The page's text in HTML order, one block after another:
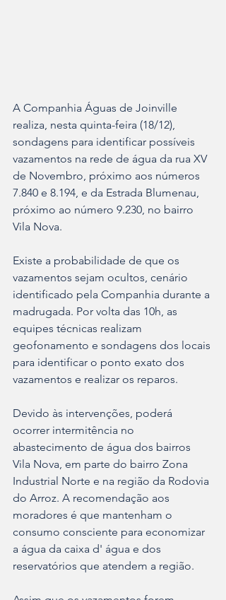
A Companhia Águas de Joinville
realiza, nesta quinta-feira (18/12),
sondagens para identificar possíveis
vazamentos na rede de água da rua XV
de Novembro, próximo aos números
7.840 e 8.194, e da Estrada Blumenau,
próximo ao número 9.230, no bairro
Vila Nova.
Existe a probabilidade de que os
vazamentos sejam ocultos, cenário
identificado pela Companhia durante a
madrugada. Por volta das 10h, as
equipes técnicas realizam
geofonamento e sondagens dos locais
para identificar o ponto exato dos
vazamentos e realizar os reparos.
Devido às intervenções, poderá
ocorrer intermitência no
abastecimento de água dos bairros
Vila Nova, em parte do bairro Zona
Industrial Norte e na região da Rodovia
do Arroz. A recomendação aos
moradores é que mantenham o
consumo consciente para economizar
a água da caixa d' água e dos
reservatórios que atendem a região.